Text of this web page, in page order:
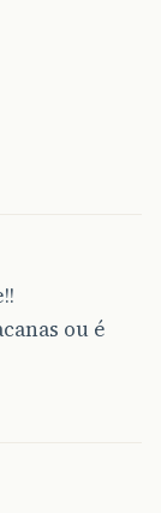
ou é